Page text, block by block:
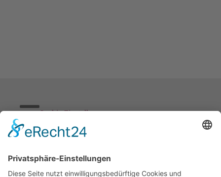
Cookie-Einstellungen